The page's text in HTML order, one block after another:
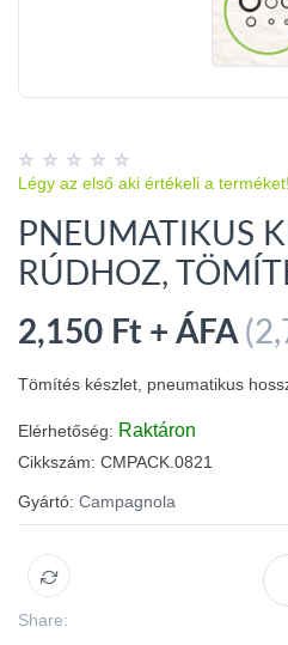
Légy az első aki értékeli a terméket!
PNEUMATIKUS
RÚDHOZ,
2,150 Ft + ÁFA
Tömítés készlet, pneumatikus
Elérhetőség: Raktáron
Cikkszám: CMPACK.0821
Gyártó: Campagnola
Share: